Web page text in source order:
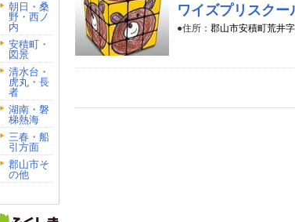
朝日・桑
野・西ノ
内
安積町・
図景
清水台・
虎丸・長
者
湖南・磐
梯熱海
三春・船
引方面
郡山市そ
の他
ワイズプリスク
●住所： 郡山市安積町荒井